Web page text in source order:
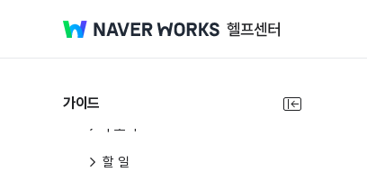
가이드
캘린더
주소록
할 일